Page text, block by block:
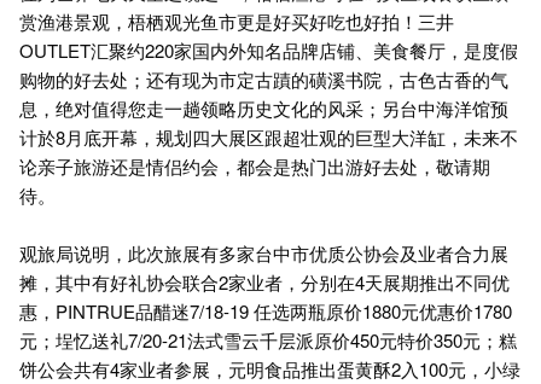
赏渔港景观，梧栖观光鱼市更是好买好吃也好拍！三井
OUTLET汇聚约220家国内外知名品牌店铺、美食餐厅，是度假
购物的好去处；还有现为市定古蹟的磺溪书院，古色古香的气
息，绝对值得您走一趟领略历史文化的风采；另台中海洋馆预
计於8月底开幕，规划四大展区跟超壮观的巨型大洋缸，未来不
论亲子旅游还是情侣约会，都会是热门出游好去处，敬请期
待。
观旅局说明，此次旅展有多家台中市优质公协会及业者合力展
摊，其中有好礼协会联合2家业者，分别在4天展期推出不同优
惠，PINTRUE品醋迷7/18-19 任选两瓶原价1880元优惠价1780
元；埕忆送礼7/20-21法式雪云千层派原价450元特价350元；糕
饼公会共有4家业者参展，元明食品推出蛋黄酥2入100元，小绿